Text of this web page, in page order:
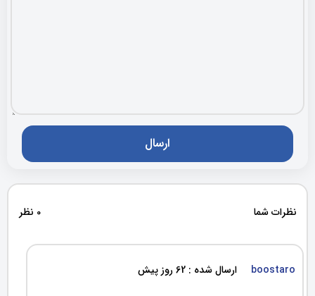
نظرات شما 0 نظر
boostaro ارسال شده : 62 روز پیش